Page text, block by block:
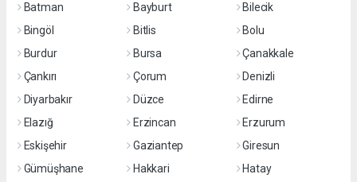
Batman
Bayburt
Bilecik
Bingöl
Bitlis
Bolu
Burdur
Bursa
Çanakkale
Çankırı
Çorum
Denizli
Diyarbakır
Düzce
Edirne
Elazığ
Erzincan
Erzurum
Eskişehir
Gaziantep
Giresun
Gümüşhane
Hakkari
Hatay